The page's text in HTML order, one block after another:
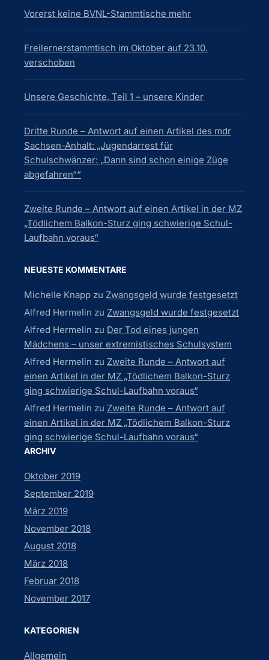
Vorerst keine BVNL-Stammtische mehr
Freilernerstammtisch im Oktober auf 23.10.
verschoben
Unsere Geschichte, Teil 1 – unsere Kinder
Dritte Runde – Antwort auf einen Artikel des mdr
Sachsen-Anhalt: „Jugendarrest für
Schulschwänzer: „Dann sind schon einige Züge
abgefahren““
Zweite Runde – Antwort auf einen Artikel in der MZ
„Tödlichem Balkon-Sturz ging schwierige Schul-
Laufbahn voraus“
NEUESTE KOMMENTARE
Michelle Knapp zu Zwangsgeld wurde festgesetzt
Alfred Hermelin zu Zwangsgeld wurde festgesetzt
Alfred Hermelin zu Der Tod eines jungen
Mädchens – unser extremistisches Schulsystem
Alfred Hermelin zu Zweite Runde – Antwort auf
einen Artikel in der MZ „Tödlichem Balkon-Sturz
ging schwierige Schul-Laufbahn voraus“
Alfred Hermelin zu Zweite Runde – Antwort auf
einen Artikel in der MZ „Tödlichem Balkon-Sturz
ging schwierige Schul-Laufbahn voraus“
ARCHIV
Oktober 2019
September 2019
März 2019
November 2018
August 2018
März 2018
Februar 2018
November 2017
KATEGORIEN
Allgemein